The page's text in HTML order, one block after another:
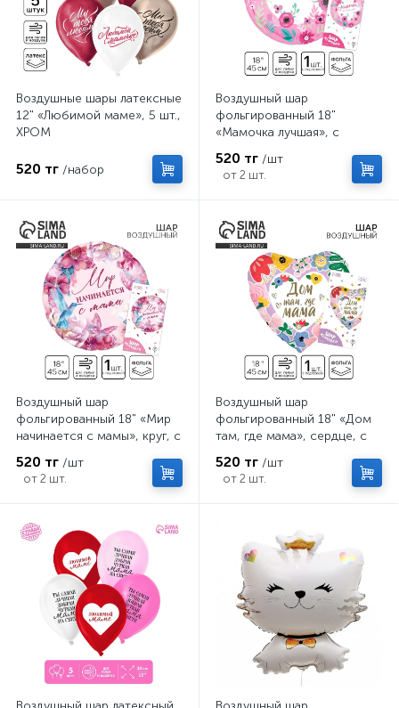
Воздушные шары латексные
12" «Любимой маме», 5 шт.,
ХРОМ
520 тг /набор
Воздушный шар
фольгированный 18"
«Мамочка лучшая», с
520 тг /шт
от 2 шт.
Воздушный шар
фольгированный 18" «Мир
начинается с мамы», круг, с
520 тг /шт
от 2 шт.
Воздушный шар
фольгированный 18" «Дом
там, где мама», сердце, с
520 тг /шт
от 2 шт.